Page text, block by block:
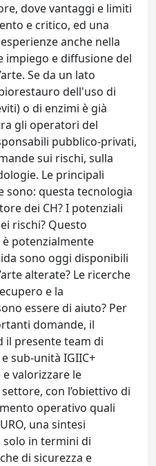
dove vantaggi e limiti
e critico, ed una
anche nella
e diffusione del
Se da un lato
dell'uso di
o di enzimi è già
gli operatori del
pubblico-privati,
sui rischi, sulla
Le principali
sono: questa tecnologia
dei CH? I potenziali
rischi? Questo
potenzialmente
sono oggi disponibili
alterate? Le ricerche
e la
essere di aiuto? Per
domande, il
il presente team di
sub-unità IGIIC+
valorizzare le
con l’obiettivo di
operativo quali
una sintesi
in termini di
di sicurezza e